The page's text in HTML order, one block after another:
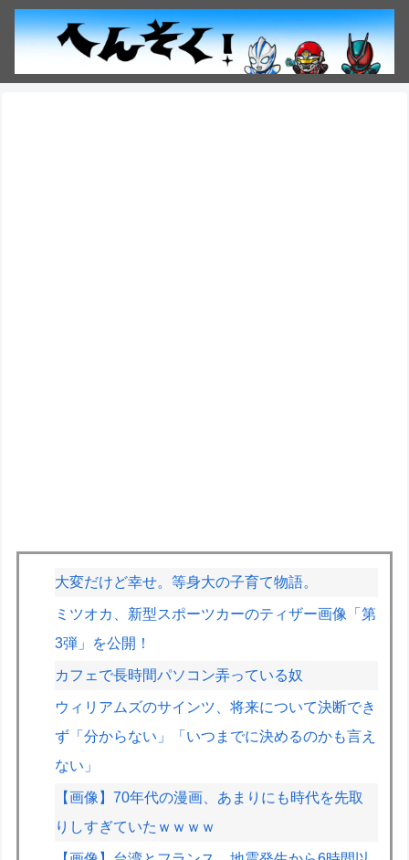
大変だけど幸せ。等身大の子育て物語。
ミツオカ、新型スポーツカーのティザー画像「第
3弾」を公開！
カフェで長時間パソコン弄っている奴
ウィリアムズのサインツ、将来について決断でき
ず「分からない」「いつまでに決めるのかも言え
ない」
【画像】70年代の漫画、あまりにも時代を先取
りしすぎていたｗｗｗｗ